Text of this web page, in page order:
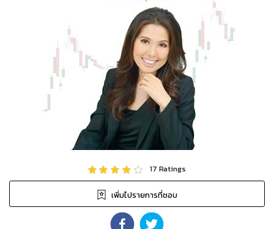
17 Ratings
เพิ่มไปรายการที่ชอบ